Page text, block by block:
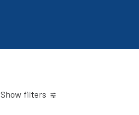
Show filters